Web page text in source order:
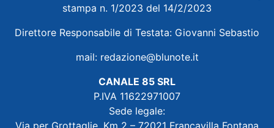
stampa n. 1/2023 del 14/2/2023
Direttore Responsabile di Testata: Giovanni Sebastio
mail: redazione@blunote.it
CANALE 85 SRL
P.IVA 11622971007
Sede legale:
Via per Grottaglie, Km 2 – 72021 Francavilla Fontana